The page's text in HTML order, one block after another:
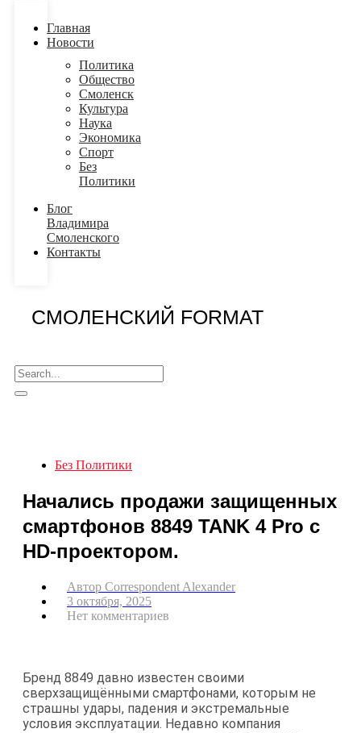
Главная
Новости
Политика
Общество
Смоленск
Культура
Наука
Экономика
Спорт
Без
Политики
Блог
Владимира
Смоленского
Контакты
СМОЛЕНСКИЙ FORMAT
Без Политики
Начались продажи защищенных
смартфонов 8849 TANK 4 Pro с
HD-проектором.
Автор Correspondent Alexander
3 октября, 2025
Нет комментариев
Бренд 8849 давно известен своими
сверхзащищёнными смартфонами, которым не
страшны удары, падения и экстремальные
условия эксплуатации. Недавно компания